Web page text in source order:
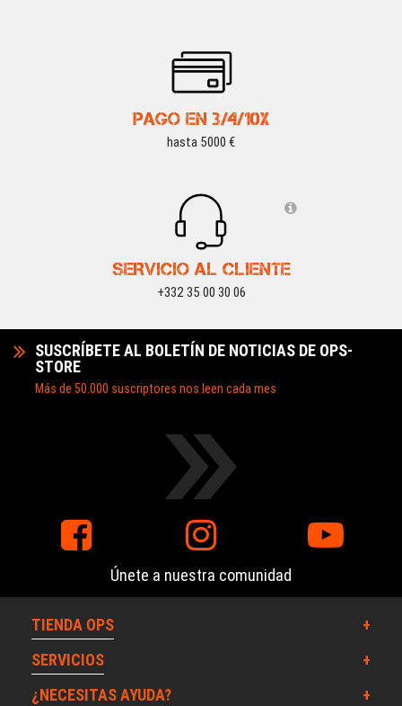
PAGO EN 3/4/10X
hasta 5000 €
SERVICIO AL CLIENTE
+332 35 00 30 06
SUSCRÍBETE AL BOLETÍN DE NOTICIAS DE OPS-
STORE
Más de 50.000 suscriptores nos leen cada mes
Únete a nuestra comunidad
TIENDA OPS
SERVICIOS
¿NECESITAS AYUDA?